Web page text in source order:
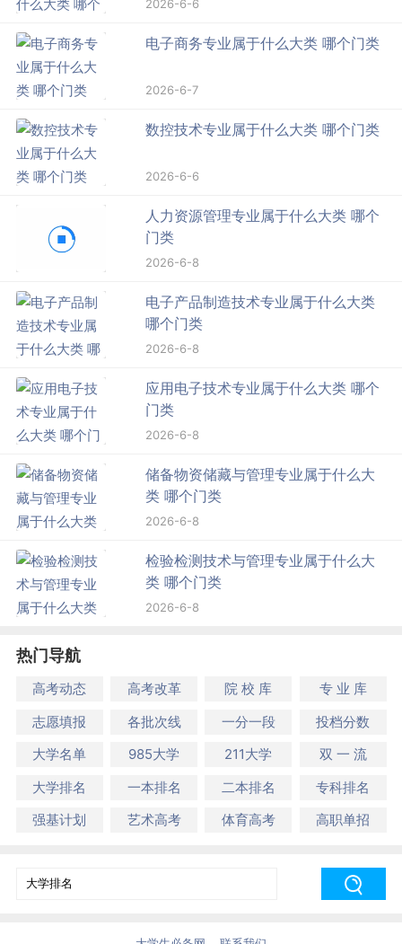
2026-6-6
电子商务专业属于什么大类 哪个门类
2026-6-7
数控技术专业属于什么大类 哪个门类
2026-6-6
人力资源管理专业属于什么大类 哪个
门类
2026-6-8
电子产品制造技术专业属于什么大类
哪个门类
2026-6-8
应用电子技术专业属于什么大类 哪个
门类
2026-6-8
储备物资储藏与管理专业属于什么大
类 哪个门类
2026-6-8
检验检测技术与管理专业属于什么大
类 哪个门类
2026-6-8
热门导航
高考动态 高考改革 院 校 库
专 业 库
志愿填报
各批次线 一分一段
投档分数
大学名单
985大学 211大学
双 一 流
大学排名
一本排名 二本排名
专科排名
强基计划
艺术高考 体育高考 高职单招